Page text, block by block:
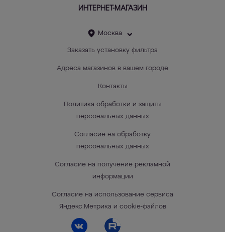
ИНТЕРНЕТ-МАГАЗИН
Москва
Заказать установку фильтра
Адреса магазинов в вашем городе
Контакты
Политика обработки и защиты
персональных данных
Согласие на обработку
персональных данных
Согласие на получение рекламной
информации
Согласие на использование сервиса
Яндекс.Метрика и cookie-файлов